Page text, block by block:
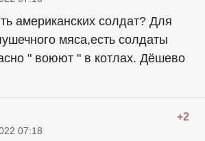
американских солдат? Для
мяса,есть солдаты
" воюют " в котлах. Дёшево
+2
07:18